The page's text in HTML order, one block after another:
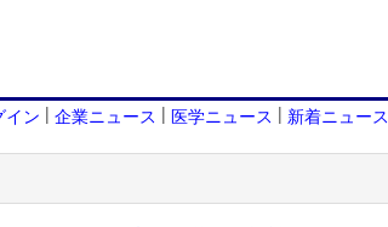
イン | 企業ニュース | 医学ニュース | 新着ニュース